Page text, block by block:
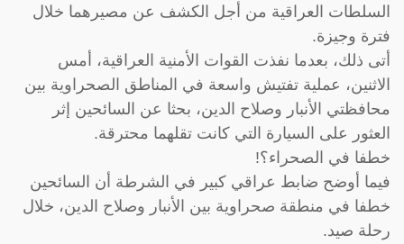
السلطات العراقية من أجل الكشف عن مصيرهما خلال
فترة وجيزة.
أتى ذلك، بعدما نفذت القوات الأمنية العراقية، أمس
الاثنين، عملية تفتيش واسعة في المناطق الصحراوية بين
محافظتي الأنبار وصلاح الدين، بحثا عن السائحين إثر
العثور على السيارة التي كانت تقلهما محترقة.
خطفا في الصحراء؟!
فيما أوضح ضابط عراقي كبير في الشرطة أن السائحين
خطفا في منطقة صحراوية بين الأنبار وصلاح الدين، خلال
رحلة صيد.